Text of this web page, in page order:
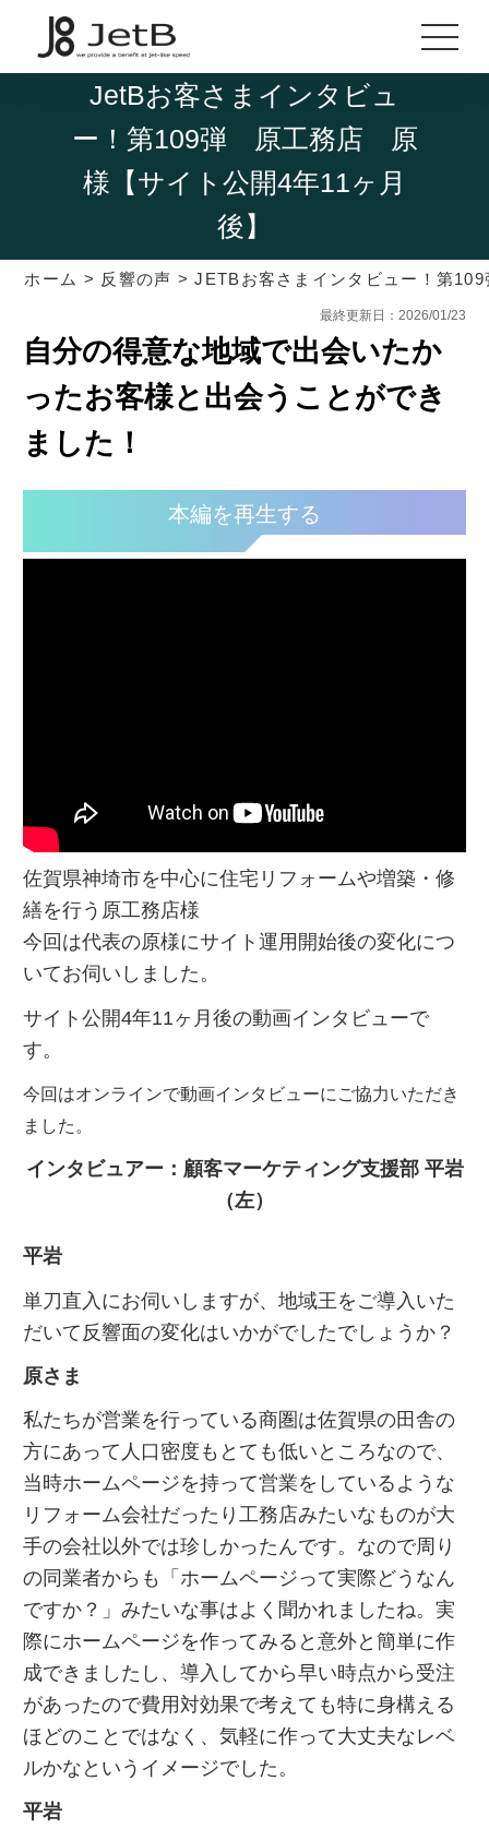
JetBお客さまインタビュ
ー！第109弾 原工務店 原
様【サイト公開4年11ヶ月
後】
ホーム > 反響の声 >JETBお客さまインタビュー！第
最終更新日：2026/01/23
自分の得意な地域で出会いたか
ったお客様と出会うことができ
ました！
本編を再生する
佐賀県神埼市を中心に住宅リフォームや増築・修
繕を行う原工務店様
今回は代表の原様にサイト運用開始後の変化につ
いてお伺いしました。
サイト公開4年11ヶ月後の動画インタビューで
す。
今回はオンラインで動画インタビューにご協力いただき
ました。
インタビュアー：顧客マーケティング支援部 平岩
（左）
平岩
単刀直入にお伺いしますが、地域王をご導入いた
だいて反響面の変化はいかがでしたでしょうか？
原さま
私たちが営業を行っている商圏は佐賀県の田舎の
方にあって人口密度もとても低いところなので、
当時ホームページを持って営業をしているような
リフォーム会社だったり工務店みたいなものが大
手の会社以外では珍しかったんです。なので周り
の同業者からも「ホームページって実際どうなん
ですか？」みたいな事はよく聞かれましたね。実
際にホームページを作ってみると意外と簡単に作
成できましたし、導入してから早い時点から受注
があったので費用対効果で考えても特に身構える
ほどのことではなく、気軽に作って大丈夫なレベ
ルかなというイメージでした。
平岩